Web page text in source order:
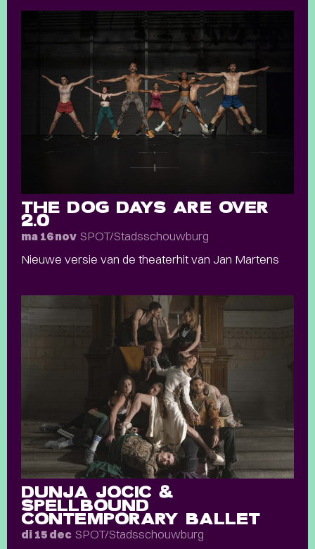
THE DOG DAYS ARE OVER
2.0
ma 16 nov SPOT/Stadsschouwburg
Nieuwe versie van de theaterhit van Jan Martens
DUNJA JOCIC &
SPELLBOUND
CONTEMPORARY BALLET
di 15 dec SPOT/Stadsschouwburg